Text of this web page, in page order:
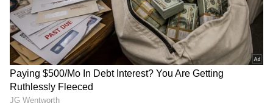
Related Articles
Hyderabad: హైద‌రాబాదీలు జ‌ర‌పైలం.. మటన్‌లో
ఎద్దు మాంసం, కుళ్లిన చేప‌లు
Railway: ఎంత వేగంగా వెళ్లినా రైలు పట్టాలపై ఎందుకు
జారిపోదు.? దీని వెనుక ఉన్న సైన్స్ ఏంటంటే.?